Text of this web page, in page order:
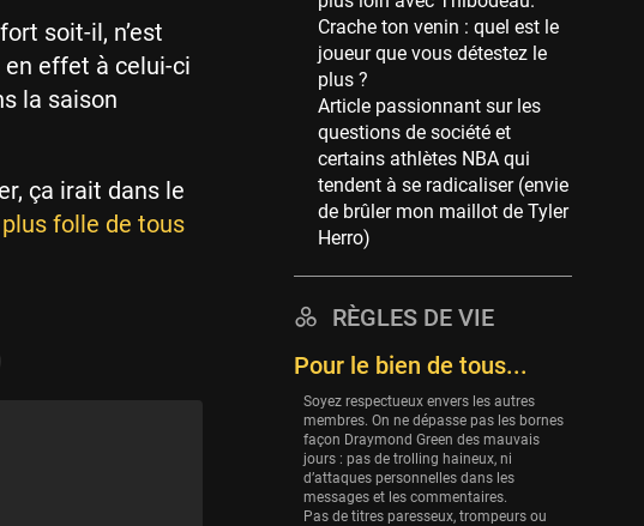
soit-il, n’est
effet à celui-ci
la saison
ça irait dans le
folle de tous
Cleveland Cavaliers
38 sessions
Orlando Magic
36 sessions
Euroleague
34 sessions
Charlotte Hornets
Houston Rockets
Washington Wizards
29 sessions
Portland Trail Blazers
27 sessions
Eurobasket
Crache ton venin : quel est le
joueur que vous détestez le
plus ?
Article passionnant sur les
questions de société et
certains athlètes NBA qui
tendent à se radicaliser (envie
de brûler mon maillot de Tyler
Herro)
RÈGLES DE VIE
Pour le bien de tous...
Soyez respectueux envers les autres
membres. On ne dépasse pas les bornes
façon Draymond Green des mauvais
jours : pas de trolling haineux, ni
d’attaques personnelles dans les
messages et les commentaires.
Pas de titres paresseux, trompeurs ou